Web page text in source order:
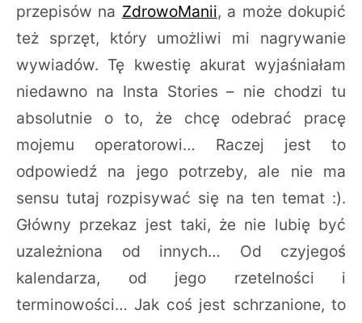
przepisów na ZdrowoManii, a może dokupić
też sprzęt, który umożliwi mi nagrywanie
wywiadów. Tę kwestię akurat wyjaśniałam
niedawno na Insta Stories – nie chodzi tu
absolutnie o to, że chcę odebrać pracę
mojemu operatorowi… Raczej jest to
odpowiedź na jego potrzeby, ale nie ma
sensu tutaj rozpisywać się na ten temat :).
Główny przekaz jest taki, że nie lubię być
uzależniona od innych… Od czyjegoś
kalendarza, od jego rzetelności i
terminowości… Jak coś jest schrzanione, to